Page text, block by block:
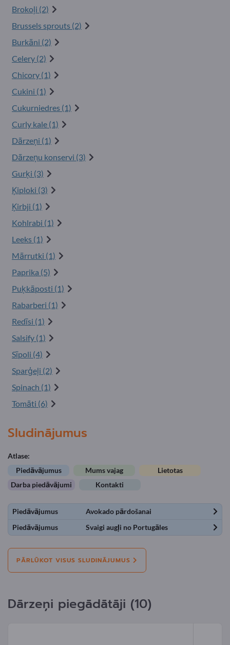
Brokoļi (2)
Brussels sprouts (2)
Burkāni (2)
Celery (2)
Chicory (1)
Cukini (1)
Cukurniedres (1)
Curly kale (1)
Dārzeņi (1)
Dārzeņu konservi (3)
Gurķi (3)
Ķiploki (3)
Ķirbji (1)
Kohlrabi (1)
Leeks (1)
Mārrutki (1)
Paprika (5)
Puķkāposti (1)
Rabarberi (1)
Redīsi (1)
Salsify (1)
Sīpoli (4)
Sparģeļi (2)
Spinach (1)
Tomāti (6)
Sludinājumus
Atlase:
Piedāvājumus
Mums vajag
Lietotas
Darba piedāvājumi
Kontakti
Piedāvājumus
Avokado pārdošanai
Piedāvājumus
Svaigi augļi no Portugāles
PĀRLŪKOT VISUS SLUDINĀJUMUS
Dārzeņi piegādātāji (10)